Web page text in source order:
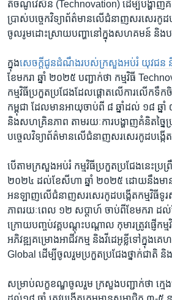
តិចណូវេសិន (Technovation) ដើម្បី​បង្ហាញ​គំនិត​
ប្រាស់​បច្ចេកវិទ្យា​ព័ត៌មាន​លើ​ជំនាញ​សរសេរកូដប
ចូលរូម​ដោះស្រាយ​បញ្ហា​នៅក្នុង​សហគមន៍ និ
ក្នុង​សេចក្តី​ជូន​ដំណឹង​របស់ក្រសួង​អប់រំ​ យុវជន
ខែមករា ឆ្នាំ​ ២០២៥ បញ្ជាក់​ថា កម្មវិធី
កម្មវិធី​ប្រកួត​ប្រជែង​ដែល​ផ្តោត​លើ​ការ​លើក​ទឹក​
កម្ពុជា ​ដែល​មាន​អាយុ​ចាប់ពី​ ៨ ​ឆ្នាំ​ដល់ ​១៨​ ឆ្នាំ
និង​សហគ្រិនភាព តាមរយៈ​ការបង្ហាញ​គំនិត​ច្នៃ​ប្រ
បច្ចេលវិទ្យា​ព័ត៌មានលើ​ជំនាញ​សរសេរ​កូដ​បង្កើត
បើតាម​ក្រសួង​អប់រំ​ កម្មវិធី​ប្រកួត​ប្រជែង​នេះប្រព្រឹ
២០២៤ ដល់ខែសីហា ឆ្នាំ ​២០២៥ ដោយ​នឹង​មាន​
អនឡាញ​លើ​ជំនាញ​សរសេរ​កូដ​បង្កើត​កម្មវិធី​ទូ
ភាពរយៈពេល​ ១២ ​សប្តាហ៍ ​ចាប់ពី​ខែមករា ដល់
ក្រោយ​បញ្ចប់​វគ្គបណ្តុះបណ្តាល កុមារ​ត្រូវ​ផ្ញើ​កម្
អភិវឌ្ឍ​គម្រោង​អាជីវកម្ម និង​វីដេអូ​ខ្លី​ទៅ​ក្នុង​គ
Global ដើម្បី​ចូលរួម​ប្រកួត​ប្រជែង​ថ្នាក់ជាតិ និង​
សម្រាប់​លក្ខខណ្ឌ​ចូលរួម ក្រសួង​បញ្ជាក់​ថា ក្មេ